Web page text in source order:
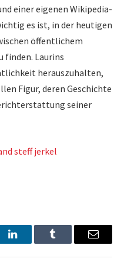
einer eigenen Wikipedia-
es ist, in der heutigen
öffentlichem
finden. Laurins
herauszuhalten,
Figur, deren Geschichte
seiner
steff jerkel
LinkedInTumblr Email